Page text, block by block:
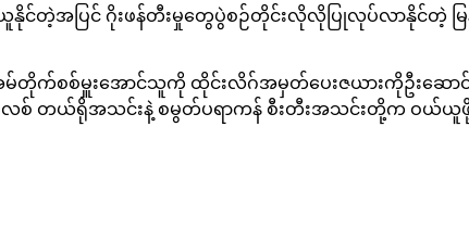
င်တဲ့အပြင် ဂိုးဖန်တီးမှုတွေပွဲစဉ်တိုင်းလိုလိုပြုလုပ်လာနိုင်တဲ့
စီဒီအမ်တိုက်စစ်မှူးအောင်သူကို ထိုင်းလိဂ်အမှတ်ပေးဇယားကိုဦ
လစ် တယ်ရိုအသင်းနဲ့ စမွတ်ပရာကန် စီးတီးအသင်းတို့က ဝယ်ယူဖို့